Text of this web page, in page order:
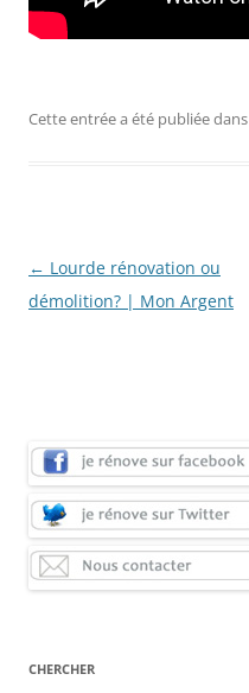
Cette entrée a été publiée dans
Navigation
des
← Lourde rénovation ou
démolition? | Mon Argent
CHERCHER